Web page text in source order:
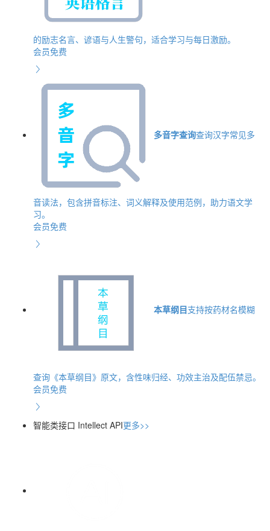
的励志名言、谚语与人生警句，适合学习与每日激励。
会员免费
多音字查询查询汉字常见多
音读法，包含拼音标注、词义解释及使用范例，助力语文学
习。
会员免费
本草纲目支持按药材名模糊
查询《本草纲目》原文，含性味归经、功效主治及配伍禁忌。
会员免费
智能类接口 Intellect API更多>>